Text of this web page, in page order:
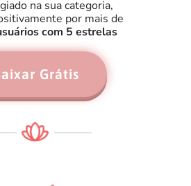
na sua categoria,
por mais de
com 5 estrelas
Grátis